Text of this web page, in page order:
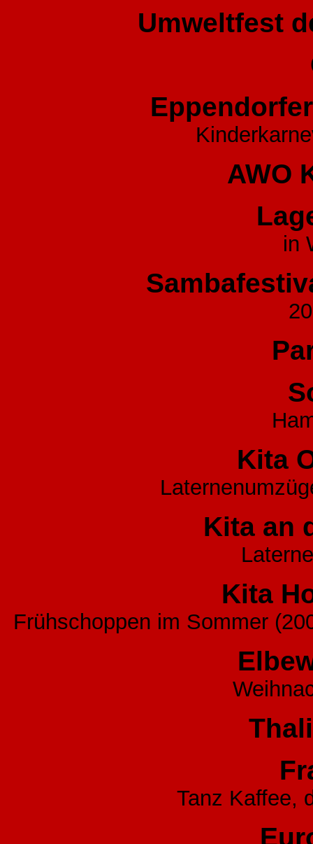
Umweltfest
AWO
in
Kita
Kita an
Kita
Frühschoppen im Sommer
Tanz Kaffee,